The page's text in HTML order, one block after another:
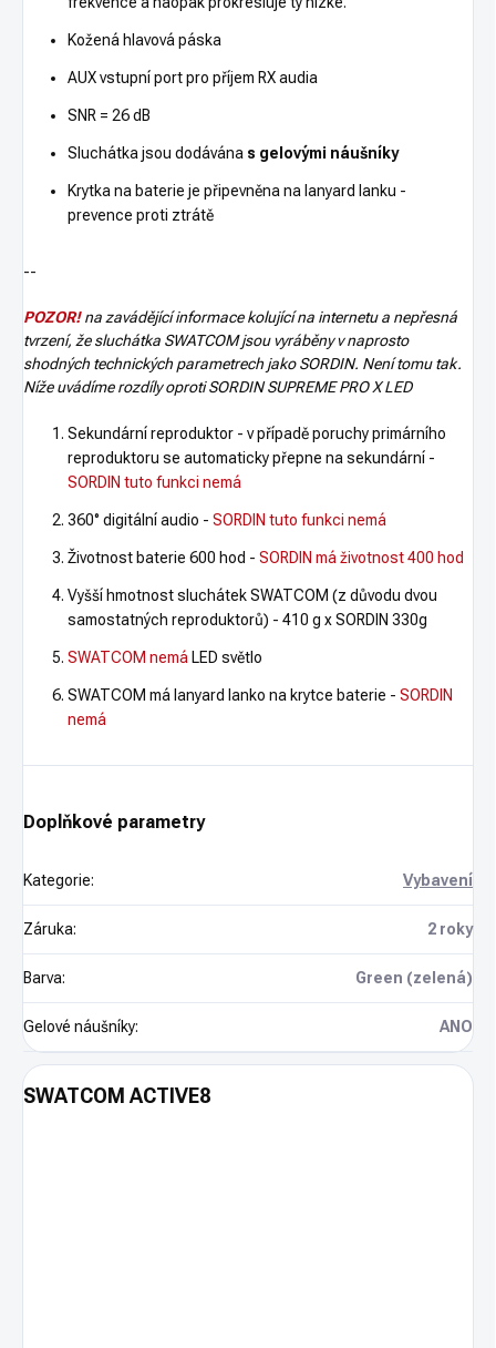
Kožená hlavová páska
AUX vstupní port pro příjem RX audia
SNR = 26 dB
Sluchátka jsou dodávána s gelovými náušníky
Krytka na baterie je připevněna na lanyard lanku -
prevence proti ztrátě
--
POZOR!na zavádějící informace kolující na internetu a nepřesná
tvrzení, že sluchátka SWATCOM jsou vyráběny v naprosto
shodných technických parametrech jako SORDIN. Není tomu tak.
Níže uvádíme rozdíly oprotiSORDIN SUPREME PRO X LED
Sekundární reproduktor - v případě poruchy primárního
reproduktoru se automaticky přepne na sekundární -
SORDIN tuto funkci nemá
360° digitální audio - SORDIN tuto funkci nemá
Životnost baterie 600 hod - SORDIN má životnost 400 hod
Vyšší hmotnost sluchátek SWATCOM (z důvodu dvou
samostatných reproduktorů) - 410 g x SORDIN 330g
SWATCOM nemá LED světlo
SWATCOM má lanyard lanko na krytce baterie - SORDIN
nemá
Doplňkové parametry
Kategorie: Vybavení
Záruka: 2 roky
Barva: Green (zelená)
Gelové náušníky: ANO
SWATCOM ACTIVE8